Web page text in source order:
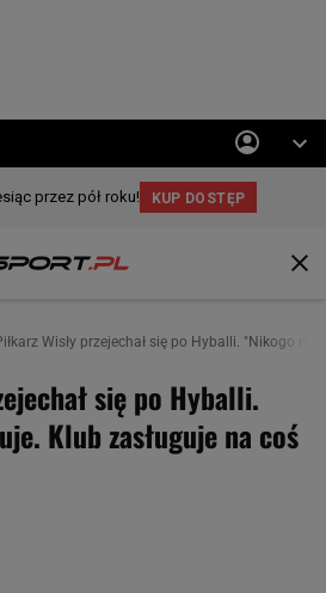
Wisły przejechał się po Hyballi. "Nikogo
się po Hyballi.
Klub zasługuje na coś